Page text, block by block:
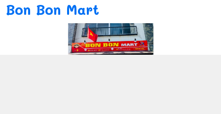
Bon Bon Mart